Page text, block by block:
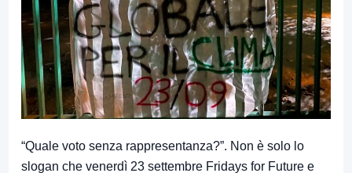
“Quale voto senza rappresentanza?”. Non è solo lo
slogan che venerdì 23 settembre Fridays for Future e